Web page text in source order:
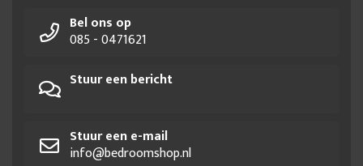
Bel ons op
085 - 0471621
Stuur een bericht
Stuur een e-mail
info@bedroomshop.nl